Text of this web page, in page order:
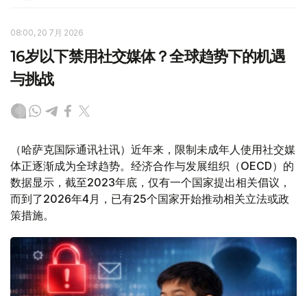
08:00, 20 7月 2026
16岁以下禁用社交媒体？全球趋势下的机遇
与挑战
（哈萨克国际通讯社讯）近年来，限制未成年人使用社交媒
体正逐渐成为全球趋势。经济合作与发展组织（OECD）的
数据显示，截至2023年底，仅有一个国家提出相关倡议，
而到了2026年4月，已有25个国家开始推动相关立法或政
策措施。